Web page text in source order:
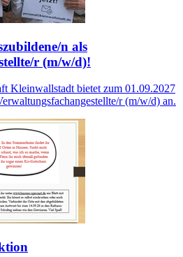
n als
r (m/w/d)!
Kleinwallstadt bietet zum 01.09.2027
r (m/w/d) an.